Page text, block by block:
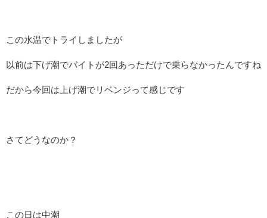
この水温でトライしましたが
以前は下げ潮でバイトが2回あっただけで乗らなかったんですね
だから今回は上げ潮でリベンジって感じです
さてどうなのか？
この日は中潮